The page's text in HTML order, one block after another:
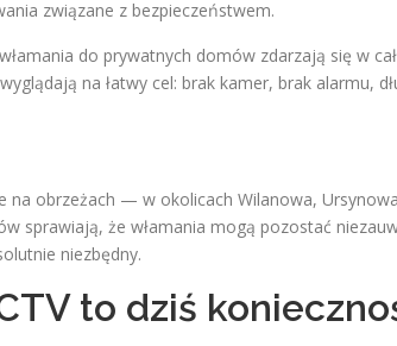
związane z bezpieczeństwem.
do prywatnych domów zdarzają się w
na łatwy cel: brak kamer, brak alarmu,
na obrzeżach — w okolicach Wilanowa,
sprawiają, że włamania mogą pozostać
niezbędny.
to dziś